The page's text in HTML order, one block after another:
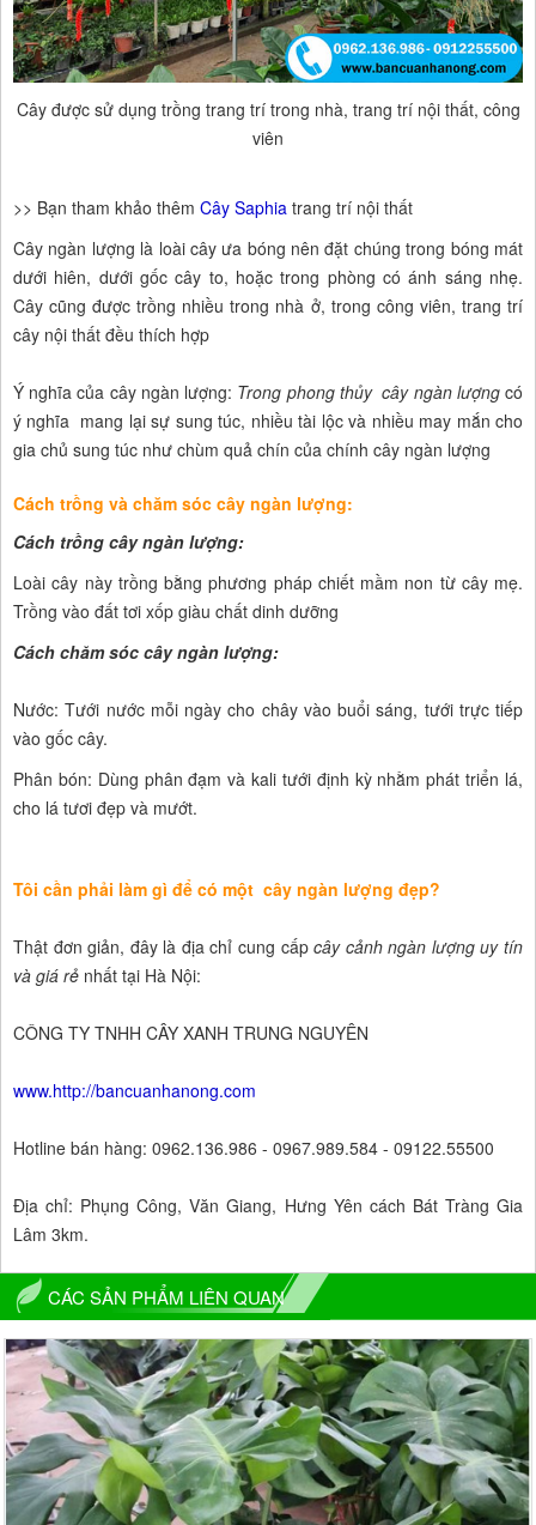
Cây được sử dụng trồng trang trí trong nhà, trang trí nội thất, công
viên
>> Bạn tham khảo thêm Cây Saphia trang trí nội thất
Cây ngàn lượng là loài cây ưa bóng nên đặt chúng trong bóng mát
dưới hiên, dưới gốc cây to, hoặc trong phòng có ánh sáng nhẹ.
Cây cũng được trồng nhiều trong nhà ở, trong công viên, trang trí
cây nội thất đều thích hợp
Ý nghĩa của cây ngàn lượng: Trong phong thủy cây ngàn lượngcó
ý nghĩa mang lại sự sung túc, nhiều tài lộc và nhiều may mắn cho
gia chủ sung túc như chùm quả chín của chính cây ngàn lượng
Cách trồng và chăm sóc cây ngàn lượng:
Cách trồng cây ngàn lượng:
Loài cây này trồng bằng phương pháp chiết mầm non từ cây mẹ.
Trồng vào đất tơi xốp giàu chất dinh dưỡng
Cách chăm sóc cây ngàn lượng:
Nước: Tưới nước mỗi ngày cho chây vào buổi sáng, tưới trực tiếp
vào gốc cây.
Phân bón: Dùng phân đạm và kali tưới định kỳ nhằm phát triển lá,
cho lá tươi đẹp và mướt.
Tôi cần phải làm gì để có một cây ngàn lượng đẹp?
Thật đơn giản, đây là địa chỉ cung cấpcây cảnh ngàn lượng uy tín
và giá rẻ nhất tại Hà Nội:
CÔNG TY TNHH CÂY XANH TRUNG NGUYÊN
www.http://bancuanhanong.com
Hotline bán hàng: 0962.136.986 - 0967.989.584 - 09122.55500
Địa chỉ: Phụng Công, Văn Giang, Hưng Yên cách Bát Tràng Gia
Lâm 3km.
CÁC SẢN PHẨM LIÊN QUAN